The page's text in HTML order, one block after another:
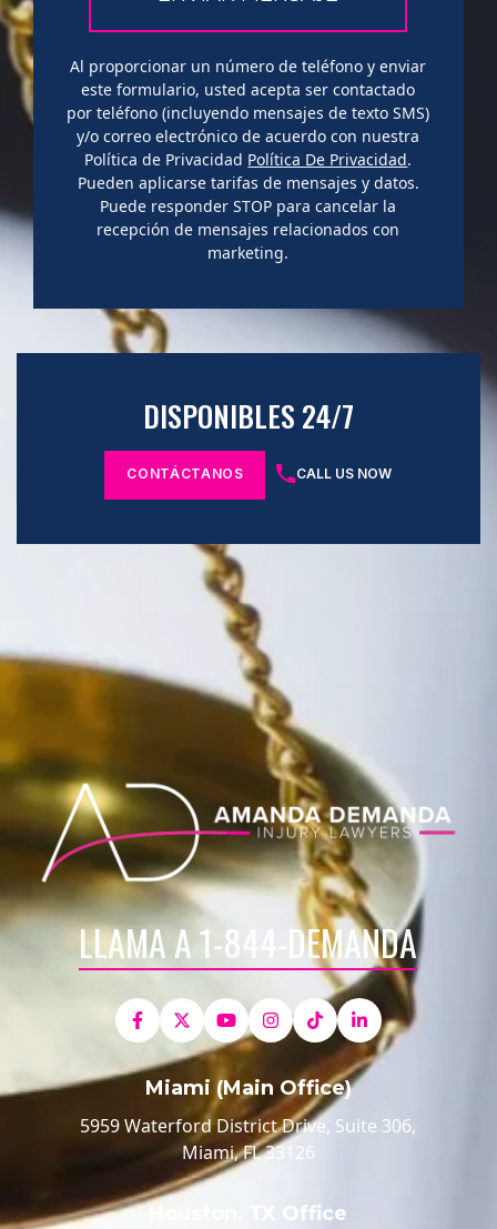
Al proporcionar un número de teléfono y enviar
este formulario, usted acepta ser contactado
por teléfono (incluyendo mensajes de texto SMS)
y/o correo electrónico de acuerdo con nuestra
Política de Privacidad Política De Privacidad.
Pueden aplicarse tarifas de mensajes y datos.
Puede responder STOP para cancelar la
recepción de mensajes relacionados con
marketing.
DISPONIBLES 24/7
CONTÁCTANOS CALL US NOW
LLAMA A 1-844-DEMANDA
Miami (Main Office)
5959 Waterford District Drive, Suite 306,
Miami, FL 33126
Houston, TX Office